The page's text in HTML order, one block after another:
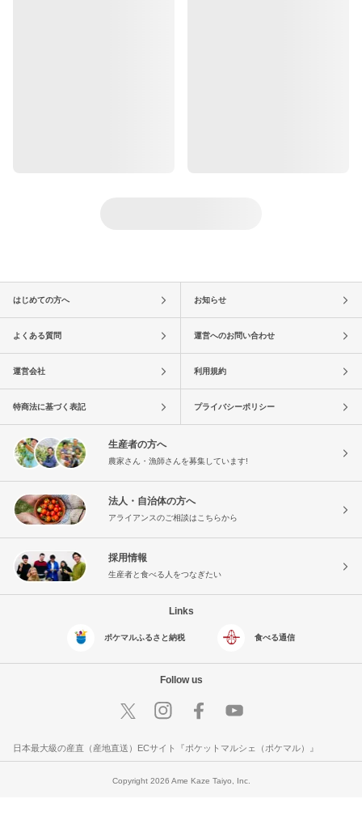
はじめての方へ お知らせ
よくある質問 運営へのお問い合わせ
運営会社 利用規約
特商法に基づく表記 プライバシーポリシー
生産者の方へ
農家さん・漁師さんを募集しています!
法人・自治体の方へ
アライアンスのご相談はこちらから
採用情報
生産者と食べる人をつなぎたい
Links
ポケマルふるさと納税 食べる通信
Follow us
日本最大級の産直（産地直送）ECサイト『ポケットマルシェ（ポケマル）』
Copyright 2026 Ame Kaze Taiyo, Inc.